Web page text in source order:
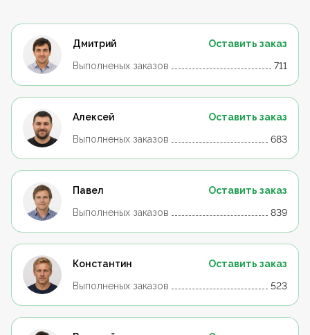
Дмитрий
Оставить заказ
Выполненых заказов
711
Алексей
Оставить заказ
Выполненых заказов
683
Павел
Оставить заказ
Выполненых заказов
839
Константин
Оставить заказ
Выполненых заказов
523